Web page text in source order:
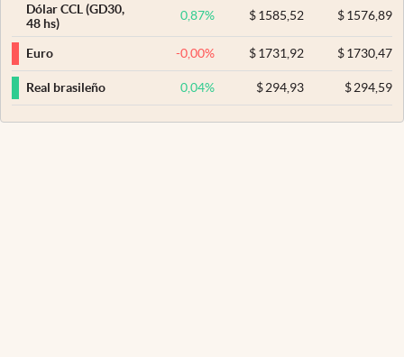
Dólar CCL (GD30,
48 hs)
0,87% $ 1585,52 $1576,89
Euro -0,00% $ 1731,92 $1730,47
Real brasileño 0,04% $ 294,93 $294,59